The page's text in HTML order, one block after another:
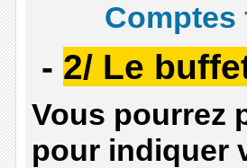
Comptes
- 2/ Le
Vous pourrez
pour indiquer